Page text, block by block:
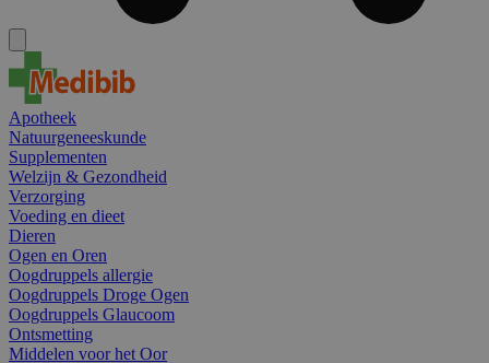
Apotheek
Natuurgeneeskunde
Supplementen
Welzijn & Gezondheid
Verzorging
Voeding en dieet
Dieren
Ogen en Oren
Oogdruppels allergie
Oogdruppels Droge Ogen
Oogdruppels Glaucoom
Ontsmetting
Middelen voor het Oor